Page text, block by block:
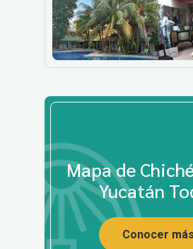
Mapa de
Yucatán
Conocer más